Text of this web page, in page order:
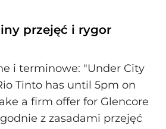
przejęć i rygor
i terminowe: "Under City
Tinto has until 5pm on
a firm offer for Glencore
z zasadami przejęć